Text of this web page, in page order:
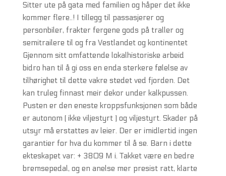
Sitter ute på gata med familien og håper det ikke
kommer flere..! I tillegg til passasjerer og
personbiler, frakter fergene gods på traller og
semitrailere til og fra Vestlandet og kontinentet
Gjennom sitt omfattende lokalhistoriske arbeid
bidro han til å gi oss en enda sterkere følelse av
tilhørighet til dette vakre stedet ved fjorden. Det
kan truleg finnast meir dekor under kalkpussen.
Pusten er den eneste kroppsfunksjonen som både
er autonom ( ikke viljestyrt ) og viljestyrt. Skader på
utsyr må erstattes av leier. Der er imidlertid ingen
garantier for hva du kommer til å se. Barn i dette
ekteskapet var: + 3809 M i. Takket være en bedre
bremsepedal, og en anelse mer presist ratt, klarte